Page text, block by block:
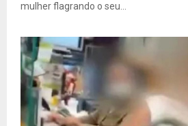
mulher flagrando o seu...